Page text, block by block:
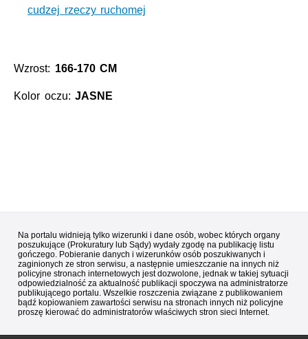
cudzej rzeczy ruchomej
Wzrost: 166-170 CM
Kolor oczu:JASNE
Na portalu widnieją tylko wizerunki i dane osób, wobec których organy
poszukujące (Prokuratury lub Sądy) wydały zgodę na publikację listu
gończego. Pobieranie danych i wizerunków osób poszukiwanych i
zaginionych ze stron serwisu, a następnie umieszczanie na innych niż
policyjne stronach internetowych jest dozwolone, jednak w takiej sytuacji
odpowiedzialność za aktualność publikacji spoczywa na administratorze
publikującego portalu. Wszelkie roszczenia związane z publikowaniem
bądź kopiowaniem zawartości serwisu na stronach innych niż policyjne
proszę kierować do administratorów właściwych stron sieci Internet.